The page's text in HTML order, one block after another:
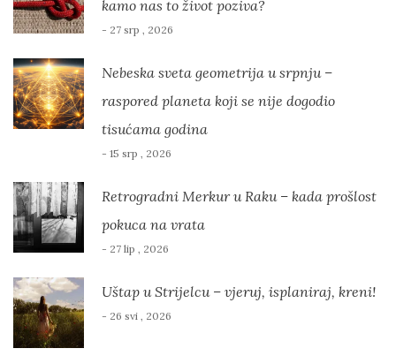
kamo nas to život poziva?
- 27 srp , 2026
Nebeska sveta geometrija u srpnju –
raspored planeta koji se nije dogodio
tisućama godina
- 15 srp , 2026
Retrogradni Merkur u Raku – kada prošlost
pokuca na vrata
- 27 lip , 2026
Uštap u Strijelcu – vjeruj, isplaniraj, kreni!
- 26 svi , 2026